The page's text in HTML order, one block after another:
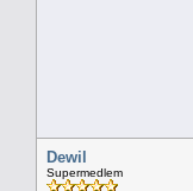
Dewil
Supermedlem